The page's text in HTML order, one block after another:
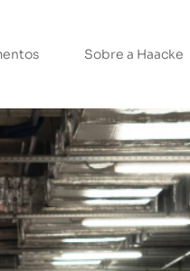
Sobre a Haacke